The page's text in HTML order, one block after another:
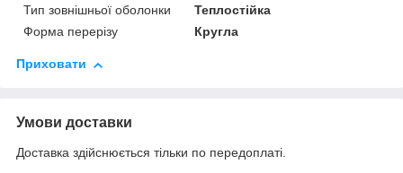
Тип зовнішньої оболонки
Теплостійка
Форма перерізу
Кругла
Приховати
Умови доставки
Доставка здійснюється тільки по передоплаті.